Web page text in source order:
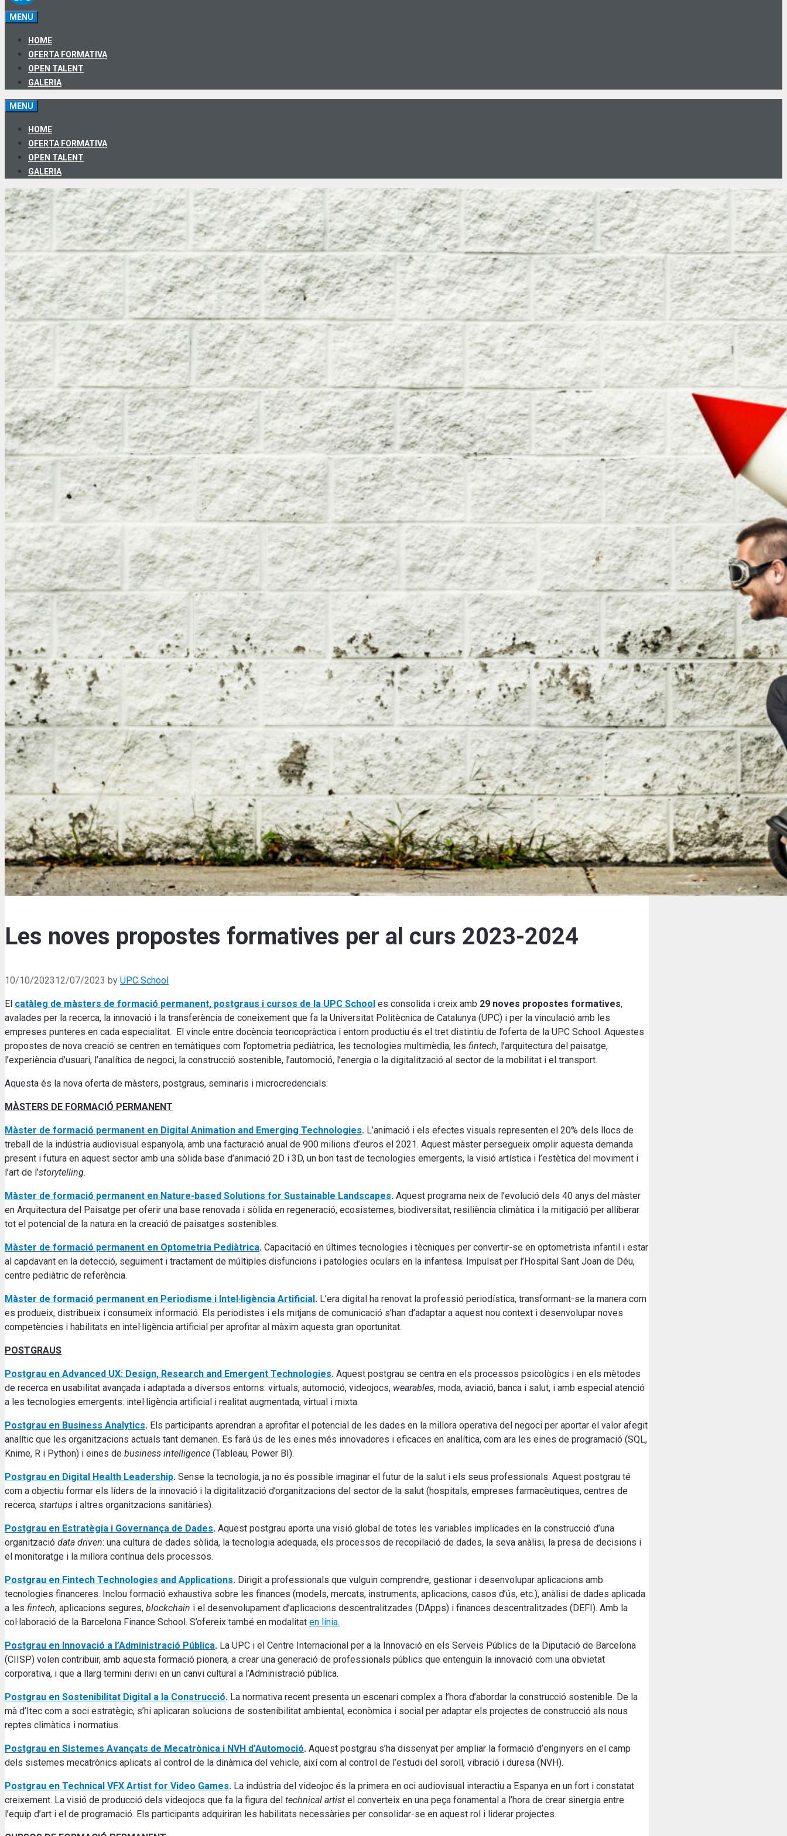
MENU
HOME
OFERTA FORMATIVA
OPEN TALENT
GALERIA
MENU
HOME
OFERTA FORMATIVA
OPEN TALENT
GALERIA
Les noves propostes formatives per al curs 2023-2024
10/10/202312/07/2023 by UPC School
El catàleg de màsters de formació permanent, postgraus i cursos de la UPC School es consolida i creix amb 29 noves propostes formatives,
avalades per la recerca, la innovació i la transferència de coneixement que fa la Universitat Politècnica de Catalunya (UPC) i per la vinculació amb les
empreses punteres en cada especialitat. El vincle entre docència teoricopràctica i entorn productiu és el tret distintiu de l’oferta de la UPC School. Aquestes
propostes de nova creació se centren en temàtiques com l’optometria pediàtrica, les tecnologies multimèdia, les fintech, l’arquitectura del paisatge,
l’experiència d’usuari, l’analítica de negoci, la construcció sostenible, l’automoció, l’energia o la digitalització al sector de la mobilitat i el transport.
Aquesta és la nova oferta de màsters, postgraus, seminaris i microcredencials:
MÀSTERS DE FORMACIÓ PERMANENT
Màster de formació permanent en Digital Animation and Emerging Technologies. L’animació i els efectes visuals representen el 20% dels llocs de
treball de la indústria audiovisual espanyola, amb una facturació anual de 900 milions d’euros el 2021. Aquest màster persegueix omplir aquesta demanda
present i futura en aquest sector amb una sòlida base d’animació 2D i 3D, un bon tast de tecnologies emergents, la visió artística i l’estètica del moviment i
l’art de l’storytelling.
Màster de formació permanent en Nature-based Solutions for Sustainable Landscapes. Aquest programa neix de l’evolució dels 40 anys del màster
en Arquitectura del Paisatge per oferir una base renovada i sòlida en regeneració, ecosistemes, biodiversitat, resiliència climàtica i la mitigació per alliberar
tot el potencial de la natura en la creació de paisatges sostenibles.
Màster de formació permanent en Optometria Pediàtrica. Capacitació en últimes tecnologies i tècniques per convertir-se en optometrista infantil i estar
al capdavant en la detecció, seguiment i tractament de múltiples disfuncions i patologies oculars en la infantesa. Impulsat per l’Hospital Sant Joan de Déu,
centre pediàtric de referència.
Màster de formació permanent en Periodisme i Intel·ligència Artificial. L’era digital ha renovat la professió periodística, transformant-se la manera com
es produeix, distribueix i consumeix informació. Els periodistes i els mitjans de comunicació s’han d’adaptar a aquest nou context i desenvolupar noves
competències i habilitats en intel·ligència artificial per aprofitar al màxim aquesta gran oportunitat.
POSTGRAUS
Postgrau en Advanced UX: Design, Research and Emergent Technologies. Aquest postgrau se centra en els processos psicològics i en els mètodes
de recerca en usabilitat avançada i adaptada a diversos entorns: virtuals, automoció, videojocs, wearables, moda, aviació, banca i salut, i amb especial atenció
a les tecnologies emergents: intel·ligència artificial i realitat augmentada, virtual i mixta.
Postgrau en Business Analytics. Els participants aprendran a aprofitar el potencial de les dades en la millora operativa del negoci per aportar el valor afegit
analític que les organitzacions actuals tant demanen. Es farà ús de les eines més innovadores i eficaces en analítica, com ara les eines de programació (SQL,
Knime, R i Python) i eines de business intelligence (Tableau, Power BI).
Postgrau en Digital Health Leadership. Sense la tecnologia, ja no és possible imaginar el futur de la salut i els seus professionals. Aquest postgrau té
com a objectiu formar els líders de la innovació i la digitalització d’organitzacions del sector de la salut (hospitals, empreses farmacèutiques, centres de
recerca, startups i altres organitzacions sanitàries).
Postgrau en Estratègia i Governança de Dades. Aquest postgrau aporta una visió global de totes les variables implicades en la construcció d’una
organització data driven: una cultura de dades sòlida, la tecnologia adequada, els processos de recopilació de dades, la seva anàlisi, la presa de decisions i
el monitoratge i la millora contínua dels processos.
Postgrau en Fintech Technologies and Applications. Dirigit a professionals que vulguin comprendre, gestionar i desenvolupar aplicacions amb
tecnologies financeres. Inclou formació exhaustiva sobre les finances (models, mercats, instruments, aplicacions, casos d’ús, etc.), anàlisi de dades aplicada
a les fintech, aplicacions segures, blockchain i el desenvolupament d’aplicacions descentralitzades (DApps) i finances descentralitzades (DEFI). Amb la
col·laboració de la Barcelona Finance School. S’ofereix també en modalitat en línia.
Postgrau en Innovació a l’Administració Pública. La UPC i el Centre Internacional per a la Innovació en els Serveis Públics de la Diputació de Barcelona
(CIISP) volen contribuir, amb aquesta formació pionera, a crear una generació de professionals públics que entenguin la innovació com una obvietat
corporativa, i que a llarg termini derivi en un canvi cultural a l’Administració pública.
Postgrau en Sostenibilitat Digital a la Construcció. La normativa recent presenta un escenari complex a l’hora d’abordar la construcció sostenible. De la
mà d’Itec com a soci estratègic, s’hi aplicaran solucions de sostenibilitat ambiental, econòmica i social per adaptar els projectes de construcció als nous
reptes climàtics i normatius.
Postgrau en Sistemes Avançats de Mecatrònica i NVH d’Automoció. Aquest postgrau s’ha dissenyat per ampliar la formació d’enginyers en el camp
dels sistemes mecatrònics aplicats al control de la dinàmica del vehicle, així com al control de l’estudi del soroll, vibració i duresa (NVH).
Postgrau en Technical VFX Artist for Video Games. La indústria del videojoc és la primera en oci audiovisual interactiu a Espanya en un fort i constatat
creixement. La visió de producció dels videojocs que fa la figura del technical artist el converteix en una peça fonamental a l’hora de crear sinergia entre
l’equip d’art i el de programació. Els participants adquiriran les habilitats necessàries per consolidar-se en aquest rol i liderar projectes.